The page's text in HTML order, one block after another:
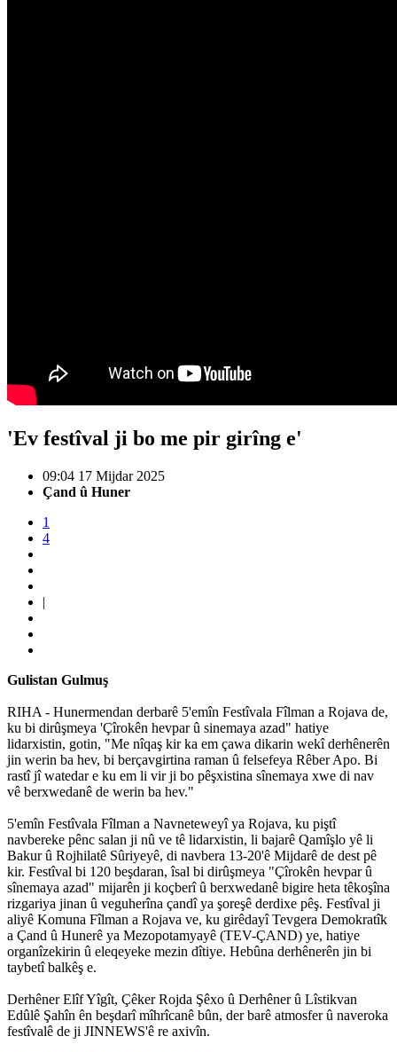
'Ev festîval ji bo me pir girîng e'
09:04 17 Mijdar 2025
Çand û Huner
1
4
|
Gulistan Gulmuş
RIHA - Hunermendan derbarê 5'emîn Festîvala Fîlman a Rojava de,
ku bi dirûşmeya 'Çîrokên hevpar û sinemaya azad" hatiye
lidarxistin, gotin, "Me nîqaş kir ka em çawa dikarin wekî derhênerên
jin werin ba hev, bi berçavgirtina raman û felsefeya Rêber Apo. Bi
rastî jî watedar e ku em li vir ji bo pêşxistina sînemaya xwe di nav
vê berxwedanê de werin ba hev."
5'emîn Festîvala Fîlman a Navneteweyî ya Rojava, ku piştî
navbereke pênc salan ji nû ve tê lidarxistin, li bajarê Qamîşlo yê li
Bakur û Rojhilatê Sûriyeyê, di navbera 13-20'ê Mijdarê de dest pê
kir. Festîval bi 120 beşdaran, îsal bi dirûşmeya "Çîrokên hevpar û
sînemaya azad" mijarên ji koçberî û berxwedanê bigire heta têkoşîna
rizgariya jinan û veguherîna çandî ya şoreşê derdixe pêş. Festîval ji
aliyê Komuna Fîlman a Rojava ve, ku girêdayî Tevgera Demokratîk
a Çand û Hunerê ya Mezopotamyayê (TEV-ÇAND) ye, hatiye
organîzekirin û eleqeyeke mezin dîtiye. Hebûna derhênerên jin bi
taybetî balkêş e.
Derhêner Elîf Yîgît, Çêker Rojda Şêxo û Derhêner û Lîstikvan
Edûlê Şahîn ên beşdarî mîhrîcanê bûn, der barê atmosfer û naveroka
festîvalê de ji JINNEWS'ê re axivîn.